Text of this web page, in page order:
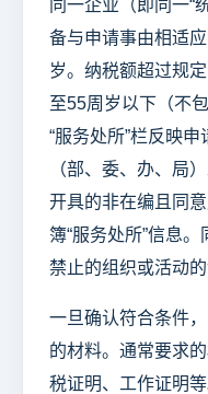
同一企业（即同一“
备与申请事由相适
岁。纳税额超过规
至55周岁以下（不
“服务处所”栏反映
（部、委、办、局
开具的非在编且同
簿“服务处所”信息
禁止的组织或活动的
一旦确认符合条件
的材料。通常要求
税证明、工作证明